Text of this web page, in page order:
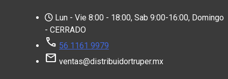
Lun - Vie 8:00 - 18:00, Sab 9:00-16:00, Domingo
- CERRADO
call 56 1161 9979
mail ventas@distribuidortruper.mx